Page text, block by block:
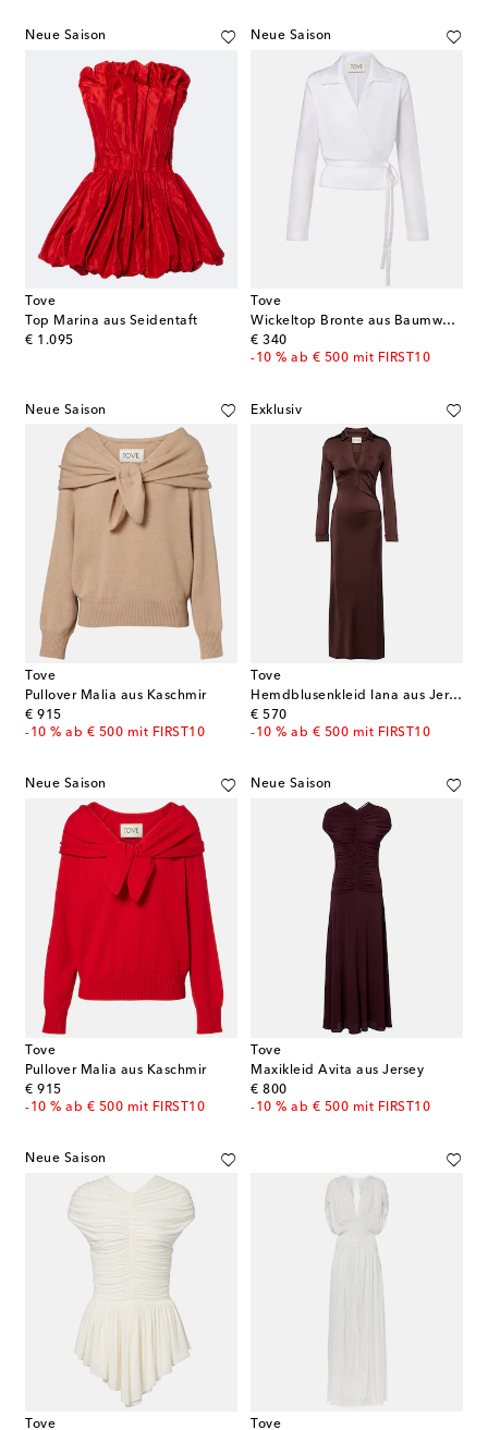
Neue Saison
Tove
Top Marina aus Seidentaft
€ 1.095
original price
Neue Saison
Tove
Wickeltop Bronte aus Baumwolle
€ 340
original price
-10 % ab € 500 mit FIRST10
Neue Saison
Tove
Pullover Malia aus Kaschmir
€ 915
original price
-10 % ab € 500 mit FIRST10
Exklusiv
Tove
Hemdblusenkleid Iana aus Jersey
€ 570
original price
-10 % ab € 500 mit FIRST10
Neue Saison
Tove
Pullover Malia aus Kaschmir
€ 915
original price
-10 % ab € 500 mit FIRST10
Neue Saison
Tove
Maxikleid Avita aus Jersey
€ 800
original price
-10 % ab € 500 mit FIRST10
Neue Saison
Tove Tove